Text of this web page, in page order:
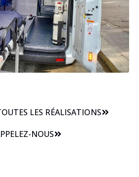
LES RÉALISATIONS
NOUS